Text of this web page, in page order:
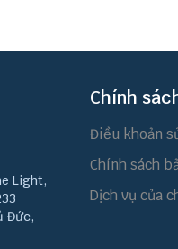
Light,
Đức,
Chính
Điều khoản
Chính sách
Dịch vụ của